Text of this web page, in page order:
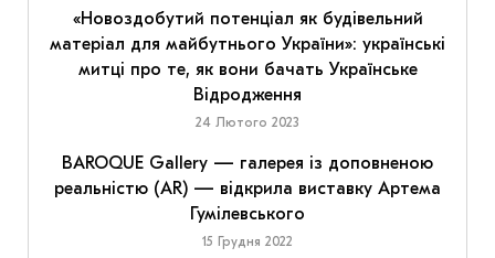
«Новоздобутий потенціал як будівельний
матеріал для майбутнього України»: українські
митці про те, як вони бачать Українське
Відродження
24 Лютого 2023
BAROQUE Gallery — галерея із доповненою
реальністю (AR) — відкрила виставку Артема
Гумілевського
15 Грудня 2022